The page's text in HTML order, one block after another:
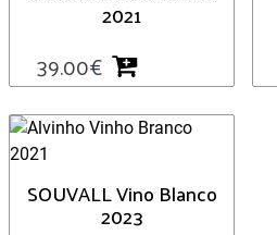
2021
39.00€
SOUVALL Vino Blanco
2023